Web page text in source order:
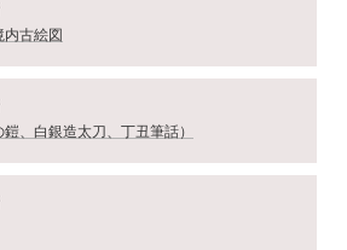
古絵図
、白銀造太刀、丁丑筆話）